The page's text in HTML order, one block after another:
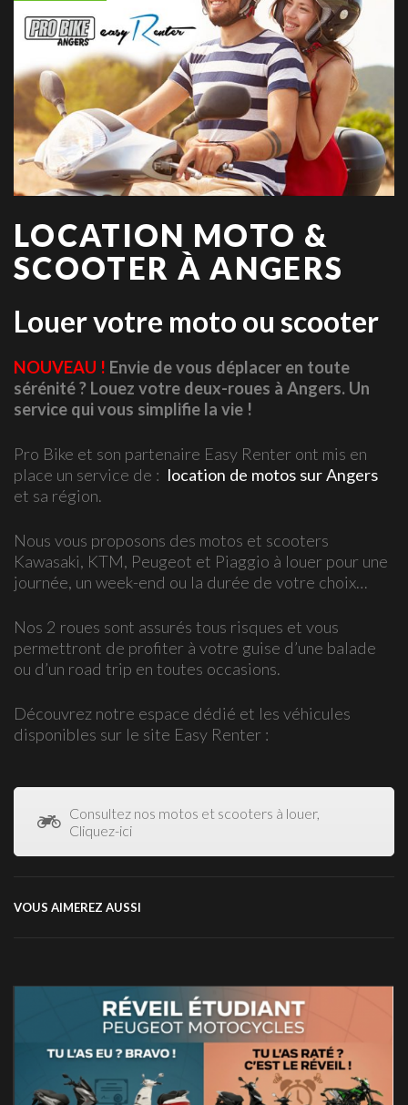
LOCATION MOTO &
SCOOTER À ANGERS
Louer votre moto ou scooter
NOUVEAU ! Envie de vous déplacer en toute
sérénité ? Louez votre deux-roues à Angers. Un
service qui vous simplifie la vie !
Pro Bike et son partenaire Easy Renter ont mis en
place un service de : location de motos sur Angers
et sa région.
Nous vous proposons des motos et scooters
Kawasaki, KTM, Peugeot et Piaggio à louer pour une
journée, un week-end ou la durée de votre choix…
Nos 2 roues sont assurés tous risques et vous
permettront de profiter à votre guise d’une balade
ou d’un road trip en toutes occasions.
Découvrez notre espace dédié et les véhicules
disponibles sur le site Easy Renter :
Consultez nos motos et scooters à louer,
Cliquez-ici
VOUS AIMEREZ AUSSI